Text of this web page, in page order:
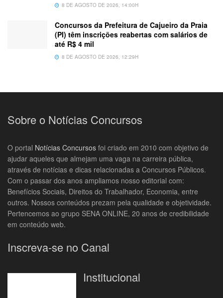
8 DE AGOSTO DE 2026, 14:00H
Concursos da Prefeitura de Cajueiro da Praia
(PI) têm inscrições reabertas com salários de
até R$ 4 mil
8 DE AGOSTO DE 2026, 12:29H
Sobre o Notícias Concursos
O portal Notícias Concursos foi criado em 2010 com objetivo de
ajudar aqueles que almejam uma vaga na carreira pública,
através de notícias e dicas relacionadas a Concursos Públicos.
Com o passar dos anos ampliamos nosso editorial com:
Benefícios Sociais, Direitos do Trabalhador, Economia, entre
outros. Nossos conteúdos prezam pela qualidade e objetividade.
Pertencemos ao grupo SENA ONLINE, 20 anos de credibilidade
em conteúdo web.
Inscreva-se no Canal
Institucional